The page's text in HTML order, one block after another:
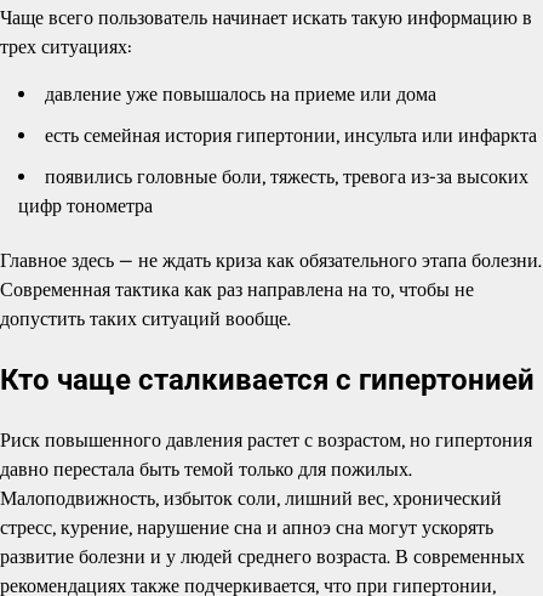
Чаще всего пользователь начинает искать такую информацию в
трех ситуациях:
давление уже повышалось на приеме или дома
есть семейная история гипертонии, инсульта или инфаркта
появились головные боли, тяжесть, тревога из-за высоких
цифр тонометра
Главное здесь — не ждать криза как обязательного этапа болезни.
Современная тактика как раз направлена на то, чтобы не
допустить таких ситуаций вообще.
Кто чаще сталкивается с гипертонией
Риск повышенного давления растет с возрастом, но гипертония
давно перестала быть темой только для пожилых.
Малоподвижность, избыток соли, лишний вес, хронический
стресс, курение, нарушение сна и апноэ сна могут ускорять
развитие болезни и у людей среднего возраста. В современных
рекомендациях также подчеркивается, что при гипертонии,